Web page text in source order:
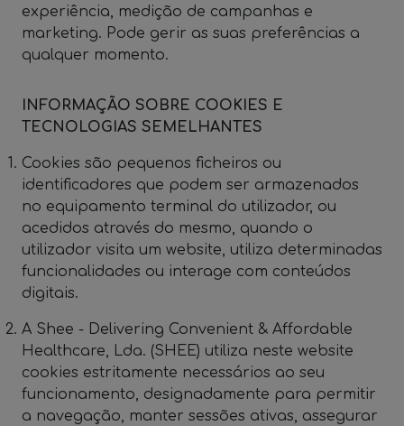
experiência, medição de campanhas e
marketing. Pode gerir as suas preferências a
qualquer momento.
INFORMAÇÃO SOBRE COOKIES E
TECNOLOGIAS SEMELHANTES
Cookies são pequenos ficheiros ou
identificadores que podem ser armazenados
no equipamento terminal do utilizador, ou
acedidos através do mesmo, quando o
utilizador visita um website, utiliza determinadas
funcionalidades ou interage com conteúdos
digitais.
A Shee - Delivering Convenient & Affordable
Healthcare, Lda. (SHEE) utiliza neste website
cookies estritamente necessários ao seu
funcionamento, designadamente para permitir
a navegação, manter sessões ativas, assegurar